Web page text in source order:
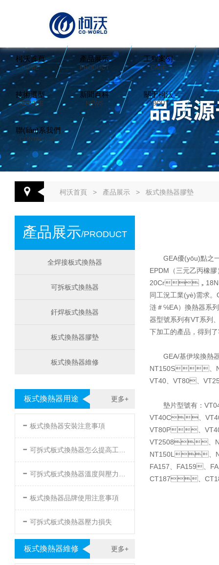
柯沃首頁
HOME
產品展示
PRODUCT
工程案例
CASE
技術選型
SERVICE
新聞百科
NEWS
關于柯沃
ABOUT
聯(lián)系我們
CONTACT US
柯沃首頁 > 產品展示 > 板式換熱器膠墊
產品展示/PRODUCT
全焊接板式換熱器
可拆板式換熱器
釬焊板式換熱器
板式換熱器膠墊
板式換熱器維修
更多+
板式換熱器用途
- 板式換熱器安裝注意事項
- 可拆式板式換熱器怎么提高工作效率
- 可拆式板式換熱器溫度與壓力的要求
- 板式換熱器品牌使用注意事項
- 可拆式板式換熱器壓力損失
更多+
板式換熱器維修
GEA優(yōu)點之一
EPDM（三元乙丙橡膠）
20Cr，
同工況工業(yè)需求
涟＃℅EA）換熱器系列
器型號系列有VT系列
下加工的產品，得到了
GEA/基伊埃換
NT150S、
VT40、VT80、
墊片型號有：
VT40C、
VT80P、
VT2508、
NT150L、
FA157、FA159、
CT187、